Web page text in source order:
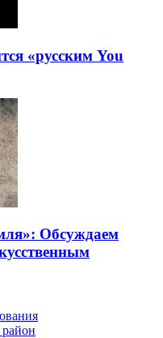
«русским You
Обсуждаем